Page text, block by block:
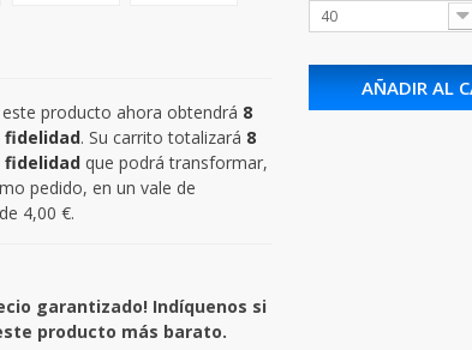
producto ahora obtendrá 8
fidelidad. Su carrito totalizará 8
fidelidadque podrá transformar,
pedido, en un vale de
4,00 €.
garantizado! Indíquenos si
producto más barato.
40
AÑADIR AL